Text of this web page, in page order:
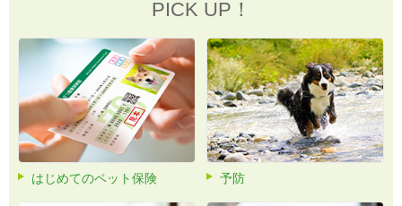
PICK UP！
はじめてのペット保険 予防